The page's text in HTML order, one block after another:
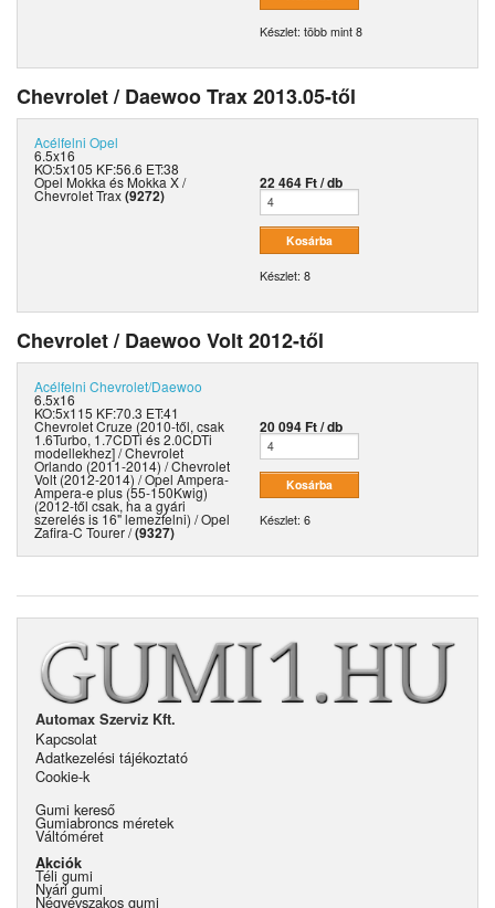
Készlet: több mint 8
Chevrolet / Daewoo Trax 2013.05-től
Acélfelni Opel
6.5x16
KO:5x105 KF:56.6 ET:38
Opel Mokka és Mokka X /
Chevrolet Trax(9272)
22 464 Ft / db
Készlet: 8
Chevrolet / Daewoo Volt 2012-től
Acélfelni Chevrolet/Daewoo
6.5x16
KO:5x115 KF:70.3 ET:41
Chevrolet Cruze (2010-től, csak
1.6Turbo, 1.7CDTi és 2.0CDTi
modellekhez] / Chevrolet
Orlando (2011-2014) / Chevrolet
Volt (2012-2014) / Opel Ampera-
Ampera-e plus (55-150Kwig)
(2012-től csak, ha a gyári
szerelés is 16" lemezfelni) / Opel
Zafira-C Tourer /(9327)
20 094 Ft / db
Készlet: 6
Automax Szerviz Kft.
Kapcsolat
Adatkezelési tájékoztató
Cookie-k
Gumi kereső
Gumiabroncs méretek
Váltóméret
Akciók
Téli gumi
Nyári gumi
Négyévszakos gumi